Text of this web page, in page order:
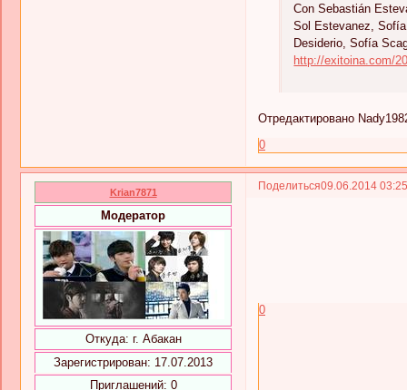
Con Sebastián
Sol Estevanez,
Desiderio, Sofía
http://exitoina.com/
Отредактировано
0
Поделиться09.06.2014
Krian7871
Модератор
Откуда: г. Абакан
Зарегистрирован: 17.07.2013
Приглашений: 0
0